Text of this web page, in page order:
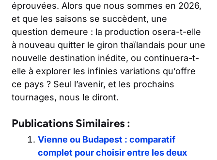
éprouvées. Alors que nous sommes en 2026,
et que les saisons se succèdent, une
question demeure : la production osera-t-elle
à nouveau quitter le giron thaïlandais pour une
nouvelle destination inédite, ou continuera-t-
elle à explorer les infinies variations qu’offre
ce pays ? Seul l’avenir, et les prochains
tournages, nous le diront.
Publications Similaires :
Vienne ou Budapest : comparatif
complet pour choisir entre les deux